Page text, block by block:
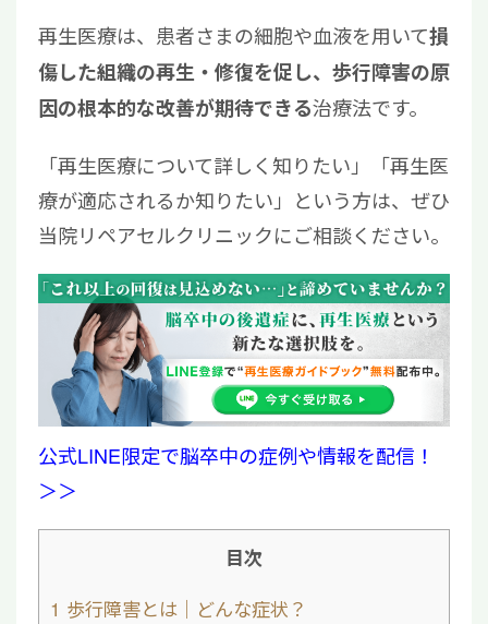
再生医療は、患者さまの細胞や血液を用いて損
傷した組織の再生・修復を促し、歩行障害の原
因の根本的な改善が期待できる治療法です。
「再生医療について詳しく知りたい」「再生医
療が適応されるか知りたい」という方は、ぜひ
当院リペアセルクリニックにご相談ください。
公式LINE限定で脳卒中の症例や情報を配信！
＞＞
目次
1 歩行障害とは｜どんな症状？